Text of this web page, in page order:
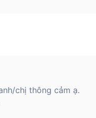
chị thông cảm ạ.